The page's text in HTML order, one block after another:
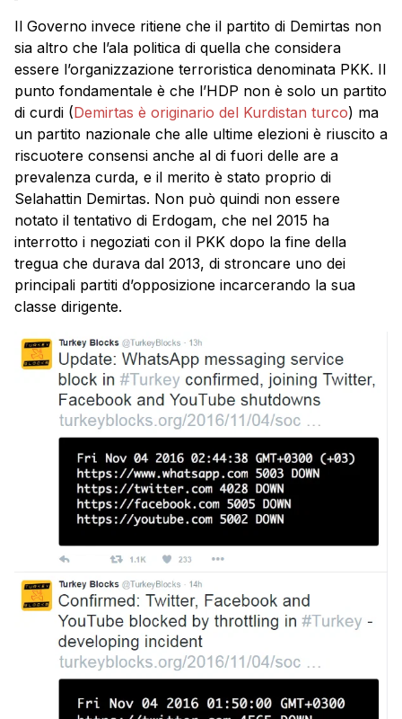
Il Governo invece ritiene che il partito di Demirtas non
sia altro che l’ala politica di quella che considera
essere l’organizzazione terroristica denominata PKK. Il
punto fondamentale è che l’HDP non è solo un partito
di curdi (Demirtas è originario del Kurdistan turco) ma
un partito nazionale che alle ultime elezioni è riuscito a
riscuotere consensi anche al di fuori delle are a
prevalenza curda, e il merito è stato proprio di
Selahattin Demirtas. Non può quindi non essere
notato il tentativo di Erdogam, che nel 2015 ha
interrotto i negoziati con il PKK dopo la fine della
tregua che durava dal 2013, di stroncare uno dei
principali partiti d’opposizione incarcerando la sua
classe dirigente.